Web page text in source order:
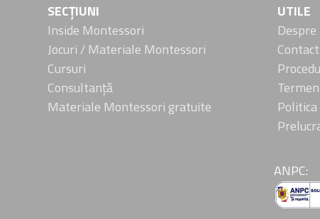
SECȚIUNI
Inside Montessori
Jocuri / Materiale Montessori
Cursuri
Consultanță
Materiale Montessori gratuite
UTILE
Despre
Contact
ANPC: